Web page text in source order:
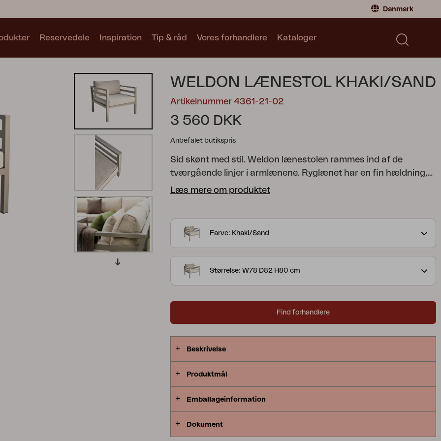
Danmark
Sverige|Sweden
Samlinger
Se alle samlinger
Blixt Trolly
Grower Greens
Kataloger
Reservedele Inspiration Tip & råd Vores forhandlere Kataloger
WELDON LÆNESTOL KHAKI/SAND
Artikelnummer 4361-21-02
3 560 DKK
Anbefalet butikspris
Sid skønt med stil. Weldon lænestolen rammes ind af de
tværgående linjer i armlænene. Ryglænet har en fin hældning,
som gør stolen perfekt til afslapning. Rammen fås i hvid, khaki
perfekt til det nordiske klima.
Læs mere om produktet
Farve: Khaki/Sand
Størrelse: W78 D82 H80 cm
Find forhandlere
Beskrivelse
Produktmål
Emballageinformation
Dokument